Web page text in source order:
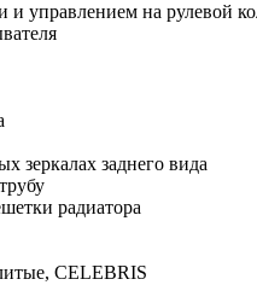
и управлением на рулевой
зеркалах заднего вида
радиатора
CELEBRIS